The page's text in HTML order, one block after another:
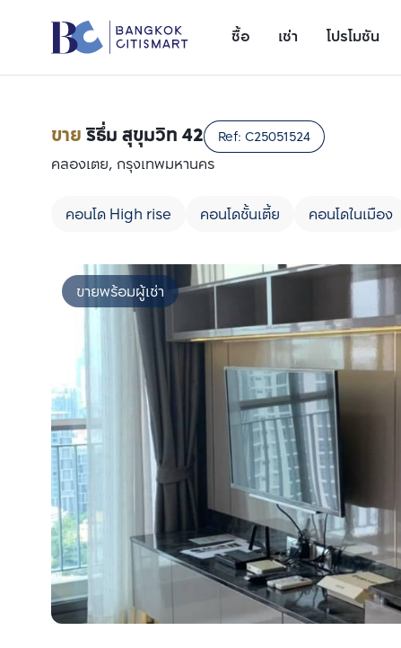
ซื้อ เช่า โปรโมชัน
ขายริธึ่ม สุขุมวิท 42 Ref: C25051524
คลองเตย, กรุงเทพมหานคร
คอนโด High rise คอนโดชั้นเตี้ย คอนโดในเมือง
ขายพร้อมผู้เช่า
เพิ่มยูนิตเปรียบเทียบ
รายการที่ 1